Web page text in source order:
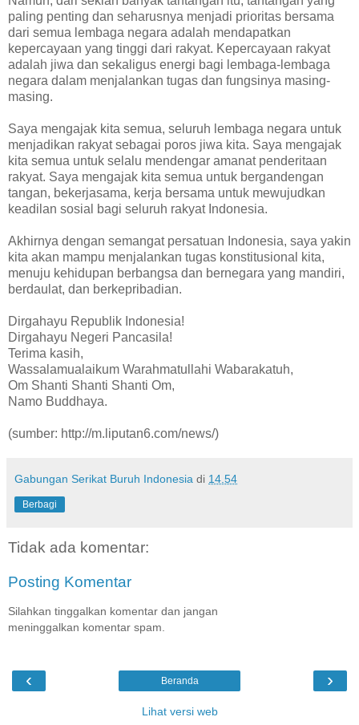
paling penting dan seharusnya menjadi prioritas bersama
dari semua lembaga negara adalah mendapatkan
kepercayaan yang tinggi dari rakyat. Kepercayaan rakyat
adalah jiwa dan sekaligus energi bagi lembaga-lembaga
negara dalam menjalankan tugas dan fungsinya masing-
masing.
Saya mengajak kita semua, seluruh lembaga negara untuk
menjadikan rakyat sebagai poros jiwa kita. Saya mengajak
kita semua untuk selalu mendengar amanat penderitaan
rakyat. Saya mengajak kita semua untuk bergandengan
tangan, bekerjasama, kerja bersama untuk mewujudkan
keadilan sosial bagi seluruh rakyat Indonesia.
Akhirnya dengan semangat persatuan Indonesia, saya yakin
kita akan mampu menjalankan tugas konstitusional kita,
menuju kehidupan berbangsa dan bernegara yang mandiri,
berdaulat, dan berkepribadian.
Dirgahayu Republik Indonesia!
Dirgahayu Negeri Pancasila!
Terima kasih,
Wassalamualaikum Warahmatullahi Wabarakatuh,
Om Shanti Shanti Shanti Om,
Namo Buddhaya.
(sumber: http://m.liputan6.com/news/)
Gabungan Serikat Buruh Indonesia di 14.54
Berbagi
Tidak ada komentar:
Posting Komentar
Silahkan tinggalkan komentar dan jangan
meninggalkan komentar spam.
‹ ›
Beranda
Lihat versi web